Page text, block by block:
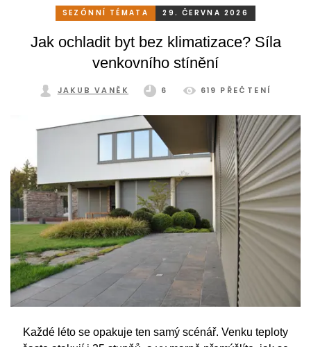
jen je potřeba vybrat tu správnou formu.
SEZÓNNÍ TÉMATA 29. ČERVNA 2026
Jak ochladit byt bez klimatizace? Síla
venkovního stínění
JAKUB VANĚK 6 619 PŘEČTENÍ
Každé léto se opakuje ten samý scénář. Venku teploty